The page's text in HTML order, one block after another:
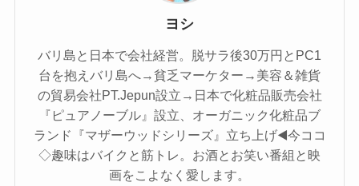
ヨシ
バリ島と日本で会社経営。脱サラ後30万円とPC1
台を抱えバリ島へ→貧乏マーケター→美容＆雑貨
の貿易会社PT.Jepun設立→日本で化粧品販売会社
『ピュアノーブル』設立、オーガニック化粧品ブ
ランド『マザーウッドシリーズ』立ち上げ◀️今ココ
◇趣味はバイクと筋トレ。お酒とお笑い番組と映
画をこよなく愛します。